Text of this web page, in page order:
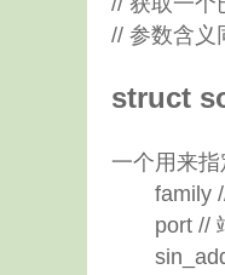
// 参数含义
struct
一个用来
family //
port // 端